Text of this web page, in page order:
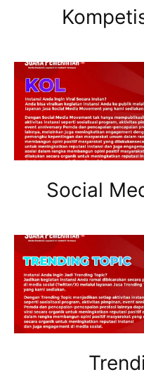
Social